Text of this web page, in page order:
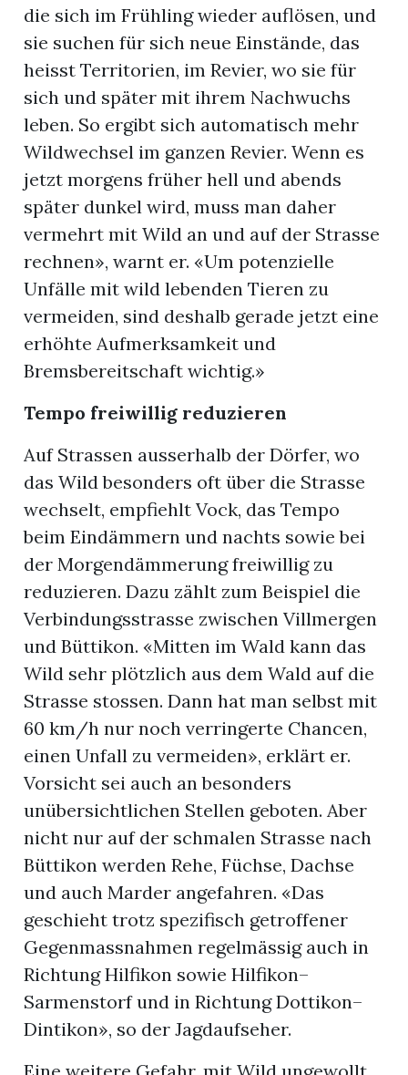
die sich im Frühling wieder auflösen, und
sie suchen für sich neue Einstände, das
heisst Territorien, im Revier, wo sie für
sich und später mit ihrem Nachwuchs
leben. So ergibt sich automatisch mehr
Wildwechsel im ganzen Revier. Wenn es
jetzt morgens früher hell und abends
später dunkel wird, muss man daher
vermehrt mit Wild an und auf der Strasse
rechnen», warnt er. «Um potenzielle
Unfälle mit wild lebenden Tieren zu
vermeiden, sind deshalb gerade jetzt eine
erhöhte Aufmerksamkeit und
Bremsbereitschaft wichtig.»
Tempo freiwillig reduzieren
Auf Strassen ausserhalb der Dörfer, wo
das Wild besonders oft über die Strasse
wechselt, empfiehlt Vock, das Tempo
beim Eindämmern und nachts sowie bei
der Morgendämmerung freiwillig zu
reduzieren. Dazu zählt zum Beispiel die
Verbindungsstrasse zwischen Villmergen
und Büttikon. «Mitten im Wald kann das
Wild sehr plötzlich aus dem Wald auf die
Strasse stossen. Dann hat man selbst mit
60 km/h nur noch verringerte Chancen,
einen Unfall zu vermeiden», erklärt er.
Vorsicht sei auch an besonders
unübersichtlichen Stellen geboten. Aber
nicht nur auf der schmalen Strasse nach
Büttikon werden Rehe, Füchse, Dachse
und auch Marder angefahren. «Das
geschieht trotz spezifisch getroffener
Gegenmassnahmen regelmässig auch in
Richtung Hilfikon sowie Hilfikon–
Sarmenstorf und in Richtung Dottikon–
Dintikon», so der Jagdaufseher.